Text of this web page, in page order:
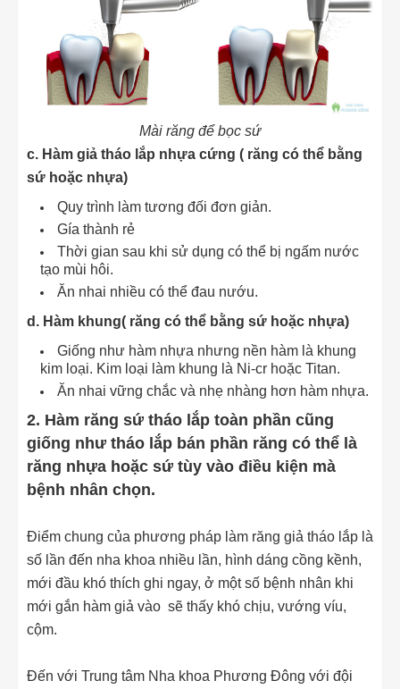
Mài răng để bọc sứ
c. Hàm giả tháo lắp nhựa cứng ( răng có thể bằng
sứ hoặc nhựa)
Quy trình làm tương đối đơn giản.
Gía thành rẻ
Thời gian sau khi sử dụng có thể bị ngấm nước
tạo mùi hôi.
Ăn nhai nhiều có thể đau nướu.
d. Hàm khung( răng có thể bằng sứ hoặc nhựa)
Giống như hàm nhựa nhưng nền hàm là khung
kim loại. Kim loại làm khung là Ni-cr hoặc Titan.
Ăn nhai vững chắc và nhẹ nhàng hơn hàm nhựa.
2. Hàm răng sứ tháo lắp toàn phần cũng
giống như tháo lắp bán phần răng có thể là
răng nhựa hoặc sứ tùy vào điều kiện mà
bệnh nhân chọn.
Điểm chung của phương pháp làm răng giả tháo lắp là
số lần đến nha khoa nhiều lần, hình dáng cồng kềnh,
mới đầu khó thích ghi ngay, ở một số bệnh nhân khi
mới gắn hàm giả vào sẽ thấy khó chịu, vướng víu,
cộm.
Đến với Trung tâm Nha khoa Phương Đông với đội